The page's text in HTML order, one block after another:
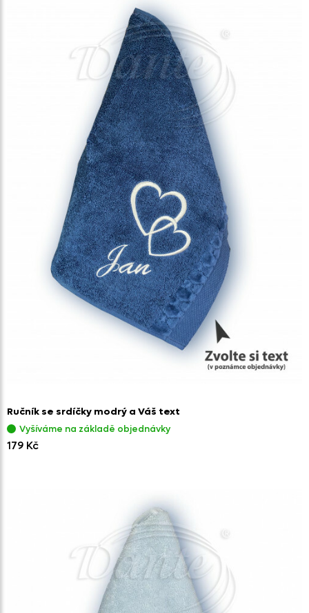
Ručník se srdíčky modrý a Váš text
Vyšíváme na základě objednávky
179 Kč